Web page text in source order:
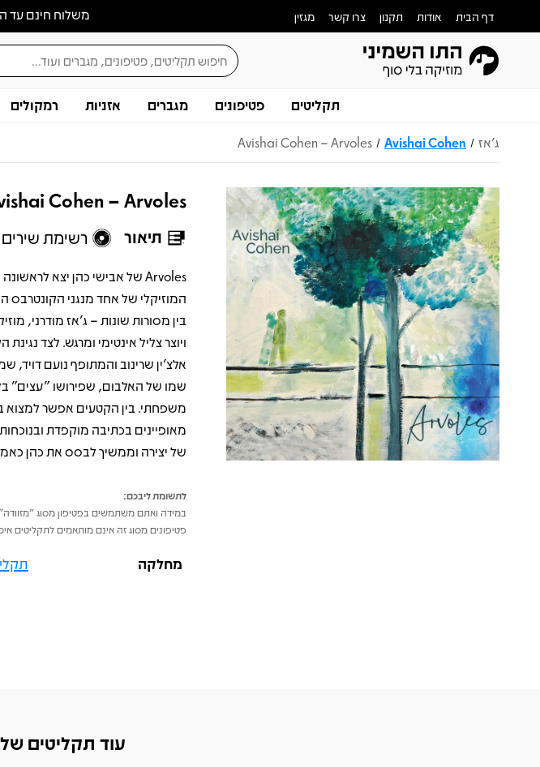
משלוח חינם עד הבית דף הבית אודות תקנון צרו קשר מגזין
תקליטים פטיפונים מגברים אזניות רמקולים
ג'אז /
Avishai Cohen
/
Avishai Cohen – Arvoles
Cohen – Arvoles
תיאור רשימת שירים
המוזיקלי של אחד מנגני
בין מסורות שונות – ג'אז מודרני,
ויוצר צליל אינטימי ומרגש. לצד
אלצ’ין שרינוב והמתופף נועם
שמו של האלבום, שפירושו "עצים"
משפחתי. בין הקטעים אפשר למצוא
מאופיינים בכתיבה מוקפדת
של יצירה וממשיך לבסס את כהן
לתשומת ליבכם:
במידה ואתם משתמשים בפטיפון מסוג
פטיפונים מסוג זה אינם מותאמים לתקליטים
מחלקה
עוד תקליטים של AVISHAI COHEN